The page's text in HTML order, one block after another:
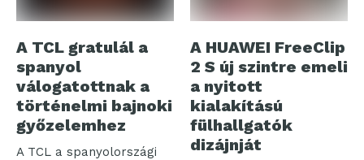
A TCL gratulál a
spanyol
válogatottnak a
történelmi bajnoki
győzelemhez
A TCL a spanyolországi
A HUAWEI FreeClip
2 S új szintre emeli
a nyitott
kialakítású
fülhallgatók
dizájnját